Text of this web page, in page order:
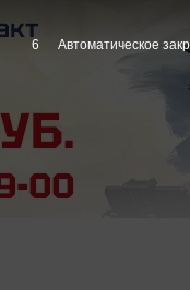
5 Автоматическое